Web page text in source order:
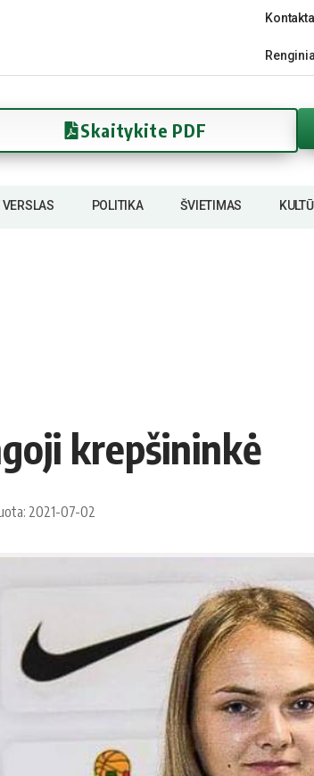
Skaitykite PDF
POLITIKA ŠVIETIMAS
krep­ši­nin­kė
2021-07-02